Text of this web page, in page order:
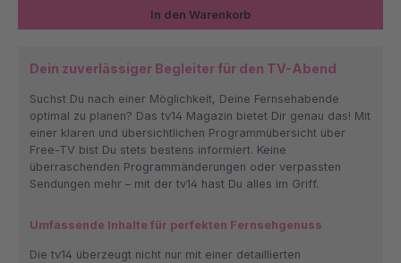
In den Warenkorb
Dein zuverlässiger Begleiter für den TV-Abend
Suchst Du nach einer Möglichkeit, Deine Fernsehabende
optimal zu planen? Das tv14 Magazin bietet Dir genau das! Mit
einer klaren und übersichtlichen Programmübersicht über
Free-TV bist Du stets bestens informiert. Keine
überraschenden Programmänderungen oder verpassten
Sendungen mehr – mit der tv14 hast Du alles im Griff.
Umfassende Inhalte für perfekten Fernsehgenuss
Die tv14 überzeugt nicht nur mit einer detaillierten